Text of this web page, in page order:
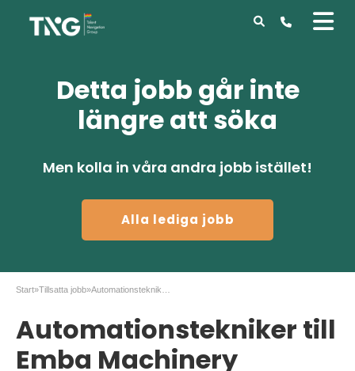
Detta jobb går inte
längre att söka
Men kolla in våra andra jobb istället!
Alla lediga jobb
Start»Tillsatta jobb»
Automationstekniker till
Emba Machinery